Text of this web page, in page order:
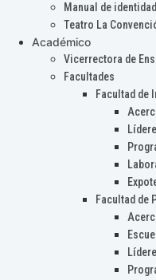
Manual de
Teatro La
Académico
Vicerrectora de
Facultades
Facultad de
Facultad de